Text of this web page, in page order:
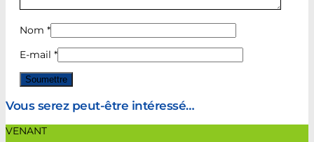
Nom *
E-mail *
Vous serez peut-être intéressé…
VENANT